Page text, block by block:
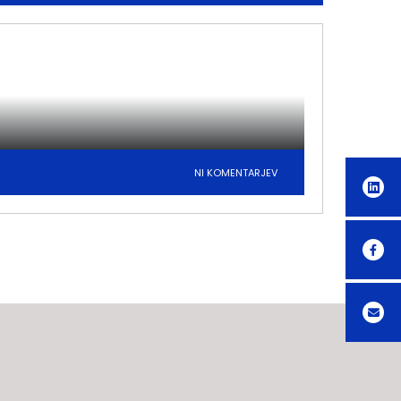
NI KOMENTARJEV